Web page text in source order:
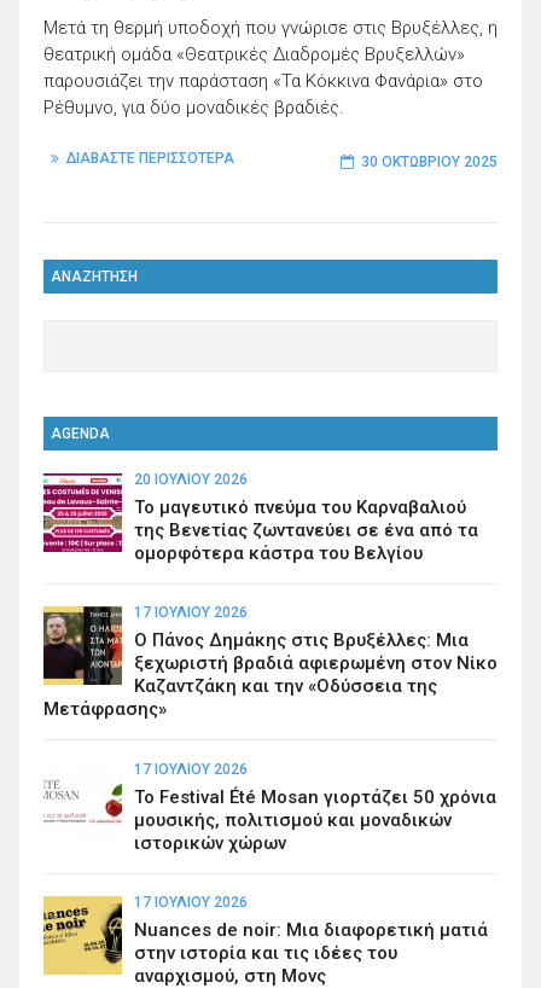
Μετά τη θερμή υποδοχή που γνώρισε στις Βρυξέλλες, η
θεατρική ομάδα «Θεατρικές Διαδρομές Βρυξελλών»
παρουσιάζει την παράσταση «Τα Κόκκινα Φανάρια» στο
Ρέθυμνο, για δύο μοναδικές βραδιές.
ΔΙΑΒΑΣΤΕ ΠΕΡΙΣΣΟΤΕΡΑ 30 ΟΚΤΩΒΡΊΟΥ 2025
ΑΝΑΖΗΤΗΣΗ
AGENDA
20 ΙΟΥΛΊΟΥ 2026
Το μαγευτικό πνεύμα του Καρναβαλιού
της Βενετίας ζωντανεύει σε ένα από τα
ομορφότερα κάστρα του Βελγίου
17 ΙΟΥΛΊΟΥ 2026
Ο Πάνος Δημάκης στις Βρυξέλλες: Μια
ξεχωριστή βραδιά αφιερωμένη στον Νίκο
Καζαντζάκη και την «Οδύσσεια της
Μετάφρασης»
17 ΙΟΥΛΊΟΥ 2026
Το Festival Été Mosan γιορτάζει 50 χρόνια
μουσικής, πολιτισμού και μοναδικών
ιστορικών χώρων
17 ΙΟΥΛΊΟΥ 2026
Nuances de noir: Μια διαφορετική ματιά
στην ιστορία και τις ιδέες του
αναρχισμού, στη Μονς